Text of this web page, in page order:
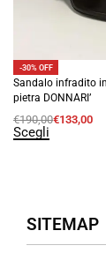
-30% OFF
Sandalo infradito
pietra DONNARI’
€190,00€133,00
Scegli
SITEMAP